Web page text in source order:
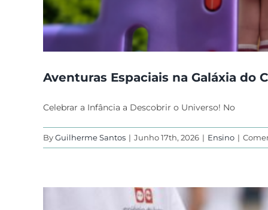
Aventuras Espaciais na Galáxia do
Celebrar a Infância a Descobrir o Universo! No
ByGuilherme Santos | Junho 17th, 2026 | Ensino |